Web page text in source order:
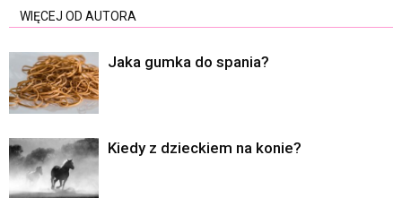
WIĘCEJ OD AUTORA
Jaka gumka do spania?
Kiedy z dzieckiem na konie?